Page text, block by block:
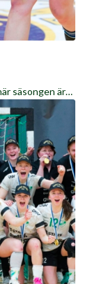
säsongen är…